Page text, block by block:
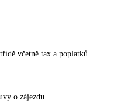
včetně tax a poplatků
o zájezdu